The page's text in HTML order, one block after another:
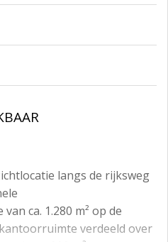
langs de rijksweg
ca. 1.280 m² op de
verdeeld over